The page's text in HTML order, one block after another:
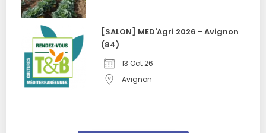
[SALON] MED'Agri 2026 - Avignon
(84)
13 Oct 26
Avignon